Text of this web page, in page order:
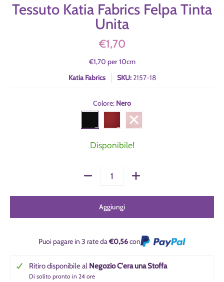
Tessuto Katia Fabrics Felpa Tinta
Unita
€1,70
€1,70 per10cm
Katia Fabrics
SKU:2157-18
Colore: Nero
Nero Rosso
Disponibile!
Aggiungi
Puoi pagare in 3 rate da€0,56con
Ritiro disponibile al Negozio C'era una Stoffa
Di solito pronto in 24 ore